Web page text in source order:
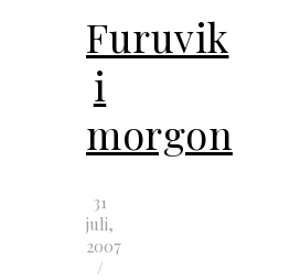
Furuvik
i
morgon
31
juli,
2007
/